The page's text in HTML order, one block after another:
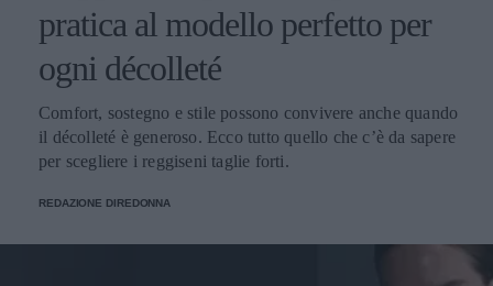
pratica al modello perfetto per
ogni décolleté
Comfort, sostegno e stile possono convivere anche quando
il décolleté è generoso. Ecco tutto quello che c’è da sapere
per scegliere i reggiseni taglie forti.
REDAZIONE DIREDONNA